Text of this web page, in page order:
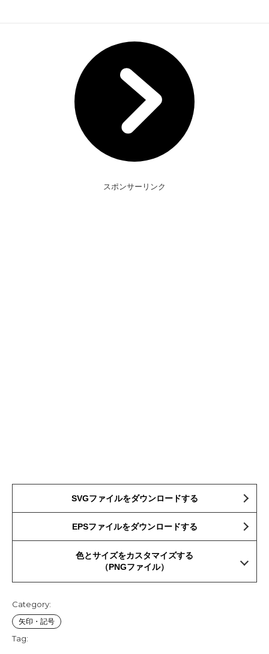
スポンサーリンク
SVGファイルをダウンロードする
EPSファイルをダウンロードする
色とサイズをカスタマイズする
（PNGファイル）
Category:
矢印・記号
Tag: